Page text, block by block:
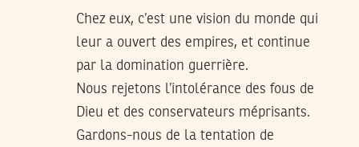
Chez eux, c’est une vision du monde qui
leur a ouvert des empires, et continue
par la domination guerrière.
Nous rejetons l’intolérance des fous de
Dieu et des conservateurs méprisants.
Gardons-nous de la tentation de